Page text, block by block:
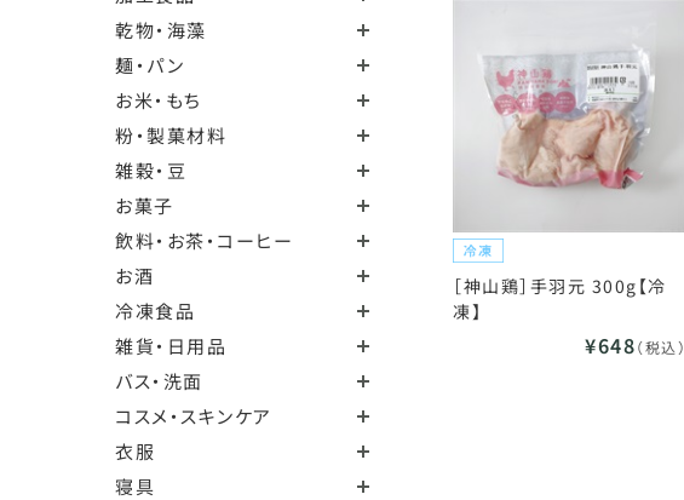
乾物・海藻
麺・パン
お米・もち
粉・製菓材料
雑穀・豆
お菓子
飲料・お茶・コーヒー
お酒
冷凍食品
雑貨・日用品
バス・洗面
コスメ・スキンケア
衣服
寝具
［神山鶏］手羽元 300g【冷
凍】
¥648（税込）